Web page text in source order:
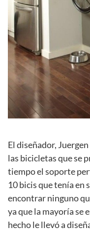
El diseñador,
las bicicletas que se
tiempo el soporte
10 bicis que tenía en
encontrar ninguno
ya que la mayoría se
hecho le llevó a